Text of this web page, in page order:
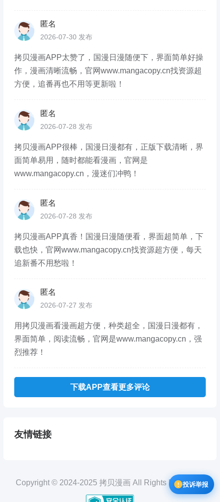
匿名
2026-07-30 发布
拷贝漫画APP太赞了，国漫日漫随便下，界面简单好操
作，漫画清晰流畅，官网www.mangacopy.cn找资源超
方便，追番再也不用等更新啦！
匿名
2026-07-28 发布
拷贝漫画APP很棒，国漫日漫都有，正版下载清晰，界
面简单易用，随时都能看漫画，官网是
www.mangacopy.cn，漫迷们冲鸭！
匿名
2026-07-28 发布
拷贝漫画APP真香！国漫日漫随便看，界面超简单，下
载也快，官网www.mangacopy.cn找资源超方便，每天
追新番不用愁啦！
匿名
2026-07-27 发布
用拷贝漫画看漫画超方便，种类超全，国漫日漫都有，
界面简单，阅读流畅，官网是www.mangacopy.cn，强
烈推荐！
下载APP查看更多评论
友情链接
Copyright © 2024-2025 拷贝漫画 All Rights Reserved.
投诉举报